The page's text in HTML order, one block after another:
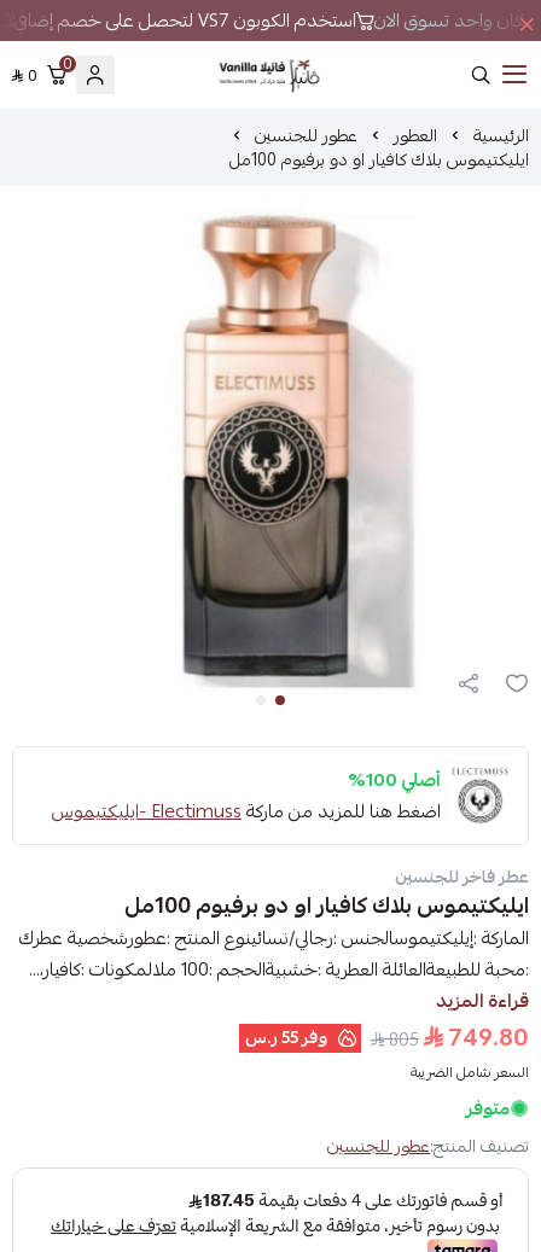
مكان واحد تسوق الان استخدم الكوبون VS7 لتحصل على خصم إضافي
فانيلا
0
0
الرئيسية العطور عطور للجنسين
ايليكتيموس بلاك كافيار او دو برفيوم 100مل
أصلي 100%
اضغط هنا للمزيد من ماركةElectimuss -ايليكتيموس
عطر فاخر للجنسين
ايليكتيموس بلاك كافيار او دو برفيوم 100مل
الماركة :إيليكتيموسالجنس :رجالي/نسائينوع المنتج :عطورشخصية عطرك
:محبة للطبيعةالعائلة العطرية :خشبيةالحجم :100 ملالمكونات :كافيار،...
قراءة المزيد
749.80
805 وفر55 ر.س
السعر شامل الضريبة
متوفر
تصنيف المنتج:عطور للجنسين